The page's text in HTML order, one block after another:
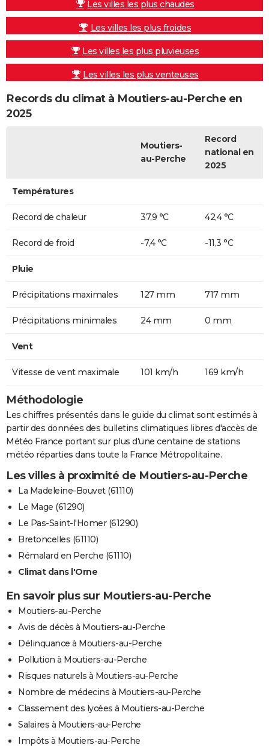
Les villes les plus chaudes
Les villes les plus froides
Les villes les plus pluvieuses
Les villes les plus venteuses
Records du climat à Moutiers-au-Perche en
2025
Moutiers-
au-Perche
Record
national en
2025
Températures
Record de chaleur 37,9 °C 42,4 °C
Record de froid -7,4 °C -11,3 °C
Pluie
Précipitations maximales 127 mm 717 mm
Précipitations minimales 24 mm 0 mm
Vent
Vitesse de vent maximale 101 km/h 169 km/h
Méthodologie
Les chiffres présentés dans le guide du climat sont estimés à
partir des données des bulletins climatiques libres d'accès de
Météo France portant sur plus d'une centaine de stations
météo réparties dans toute la France Métropolitaine.
Les villes à proximité de Moutiers-au-Perche
La Madeleine-Bouvet (61110)
Le Mage (61290)
Le Pas-Saint-l'Homer (61290)
Bretoncelles (61110)
Rémalard en Perche (61110)
Climat dans l'Orne
En savoir plus sur Moutiers-au-Perche
Moutiers-au-Perche
Avis de décès à Moutiers-au-Perche
Délinquance à Moutiers-au-Perche
Pollution à Moutiers-au-Perche
Risques naturels à Moutiers-au-Perche
Nombre de médecins à Moutiers-au-Perche
Classement des lycées à Moutiers-au-Perche
Salaires à Moutiers-au-Perche
Impôts à Moutiers-au-Perche